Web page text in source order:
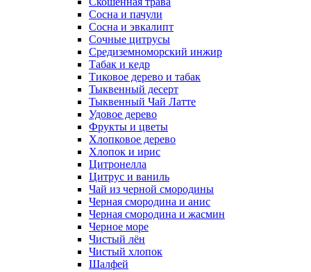
Сосна и пачули
Сосна и эвкалипт
Сочные цитрусы
Средиземноморский инжир
Табак и кедр
Тиковое дерево и табак
Тыквенный десерт
Тыквенный Чай Латте
Удовое дерево
Фрукты и цветы
Хлопковое дерево
Хлопок и ирис
Цитронелла
Цитрус и ваниль
Чай из черной смородины
Черная смородина и анис
Черная смородина и жасмин
Черное море
Чистый лён
Чистый хлопок
Шалфей